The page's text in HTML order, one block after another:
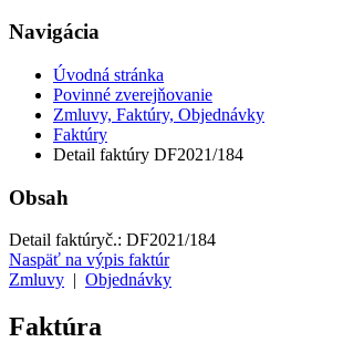
Navigácia
Úvodná stránka
Povinné zverejňovanie
Zmluvy, Faktúry, Objednávky
Faktúry
Detail faktúry DF2021/184
Obsah
Detail faktúryč.: DF2021/184
Naspäť na výpis faktúr
Zmluvy
Objednávky
Faktúra